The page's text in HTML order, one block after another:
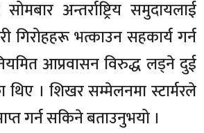
अन्तर्राष्ट्रिय समुदायलाई
गिरोहहरू भत्काउन सहकार्य गर्न
आप्रवासन विरुद्ध लड्ने दुई
। शिखर सम्मेलनमा स्टार्मरले
गर्न सकिने बताउनुभयो ।